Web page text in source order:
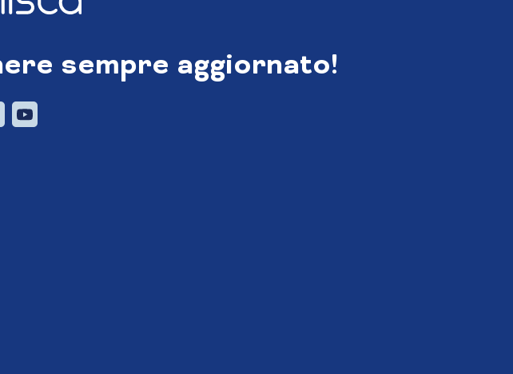
sempre aggiornato!